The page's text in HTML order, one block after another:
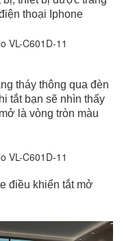
thoại Iphone
tháy thông qua đèn
tắt bạn sẽ nhìn thấy
là vòng tròn màu
điều khiển tắt mở